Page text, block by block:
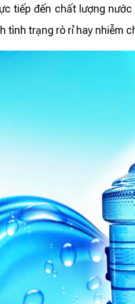
tiếp đến chất lượng nước
tình trạng rò rỉ hay nhiễm